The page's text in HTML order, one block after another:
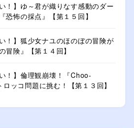
！】ゆ～君が織りなす感動のダー
恐怖の採点』【第１５回】
！】狐少女ナユのほのぼの冒険が
冒険』【第１４回】
！】倫理観崩壊！『Choo-
ッコ問題に挑む！【第１３回】